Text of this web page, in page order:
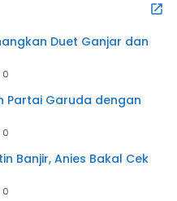
Duet Ganjar dan
0
Partai Garuda dengan
0
Banjir, Anies Bakal Cek
0